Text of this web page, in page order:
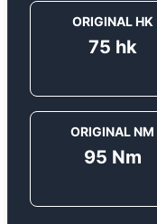
ORIGINAL HK
75 hk
ORIGINAL NM
95 Nm